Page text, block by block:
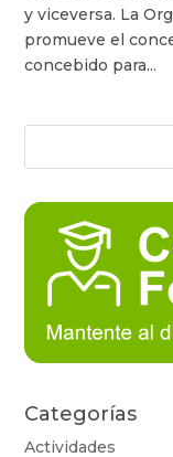
y viceversa. La
promueve el
concebido para...
Categorías
Actividades